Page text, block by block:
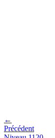
←
Précédent